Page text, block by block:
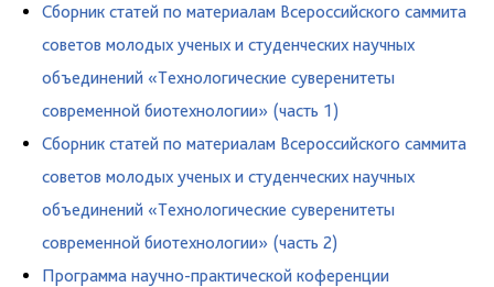
Сборник статей по материалам Всероссийского саммита
советов молодых ученых и студенческих научных
объединений «Технологические суверенитеты
современной биотехнологии» (часть 1)
Сборник статей по материалам Всероссийского саммита
советов молодых ученых и студенческих научных
объединений «Технологические суверенитеты
современной биотехнологии» (часть 2)
Программа научно-практической коференции